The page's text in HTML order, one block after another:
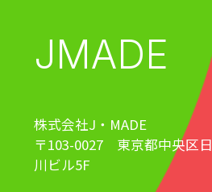
JMADE
株式会社J・MADE
〒103-0027 東京都中央区
川ビル5F